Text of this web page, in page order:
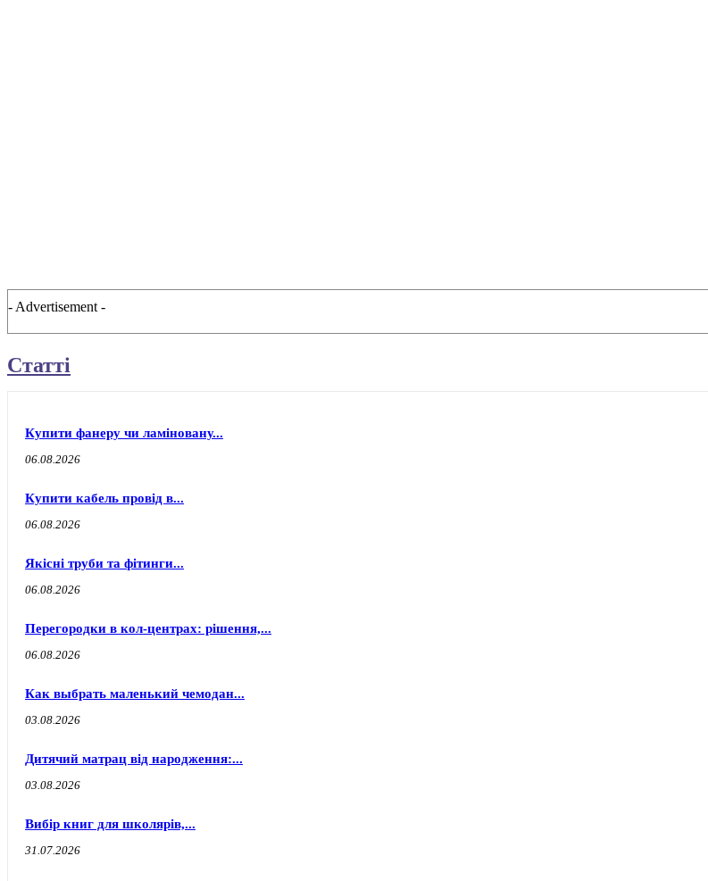
- Advertisement -
Статті
Купити фанеру чи ламіновану...
06.08.2026
Купити кабель провід в...
06.08.2026
Якісні труби та фітинги...
06.08.2026
Перегородки в кол-центрах: рішення,...
06.08.2026
Как выбрать маленький чемодан...
03.08.2026
Дитячий матрац від народження:...
03.08.2026
Вибір книг для школярів,...
31.07.2026